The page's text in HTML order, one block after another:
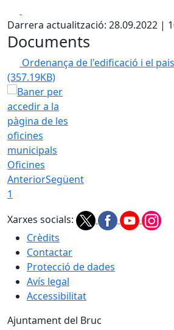
Darrera actualització: 28.09.2022 |
Documents
Ordenança de l'edificació i el
(357.19KB)
Oficines
AnteriorSegüent
1
Xarxes socials:
Crèdits
Contactar
Protecció de dades
Avís legal
Accessibilitat
Ajuntament del Bruc